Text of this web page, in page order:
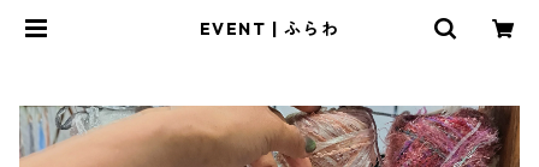
EVENT | ふらわ